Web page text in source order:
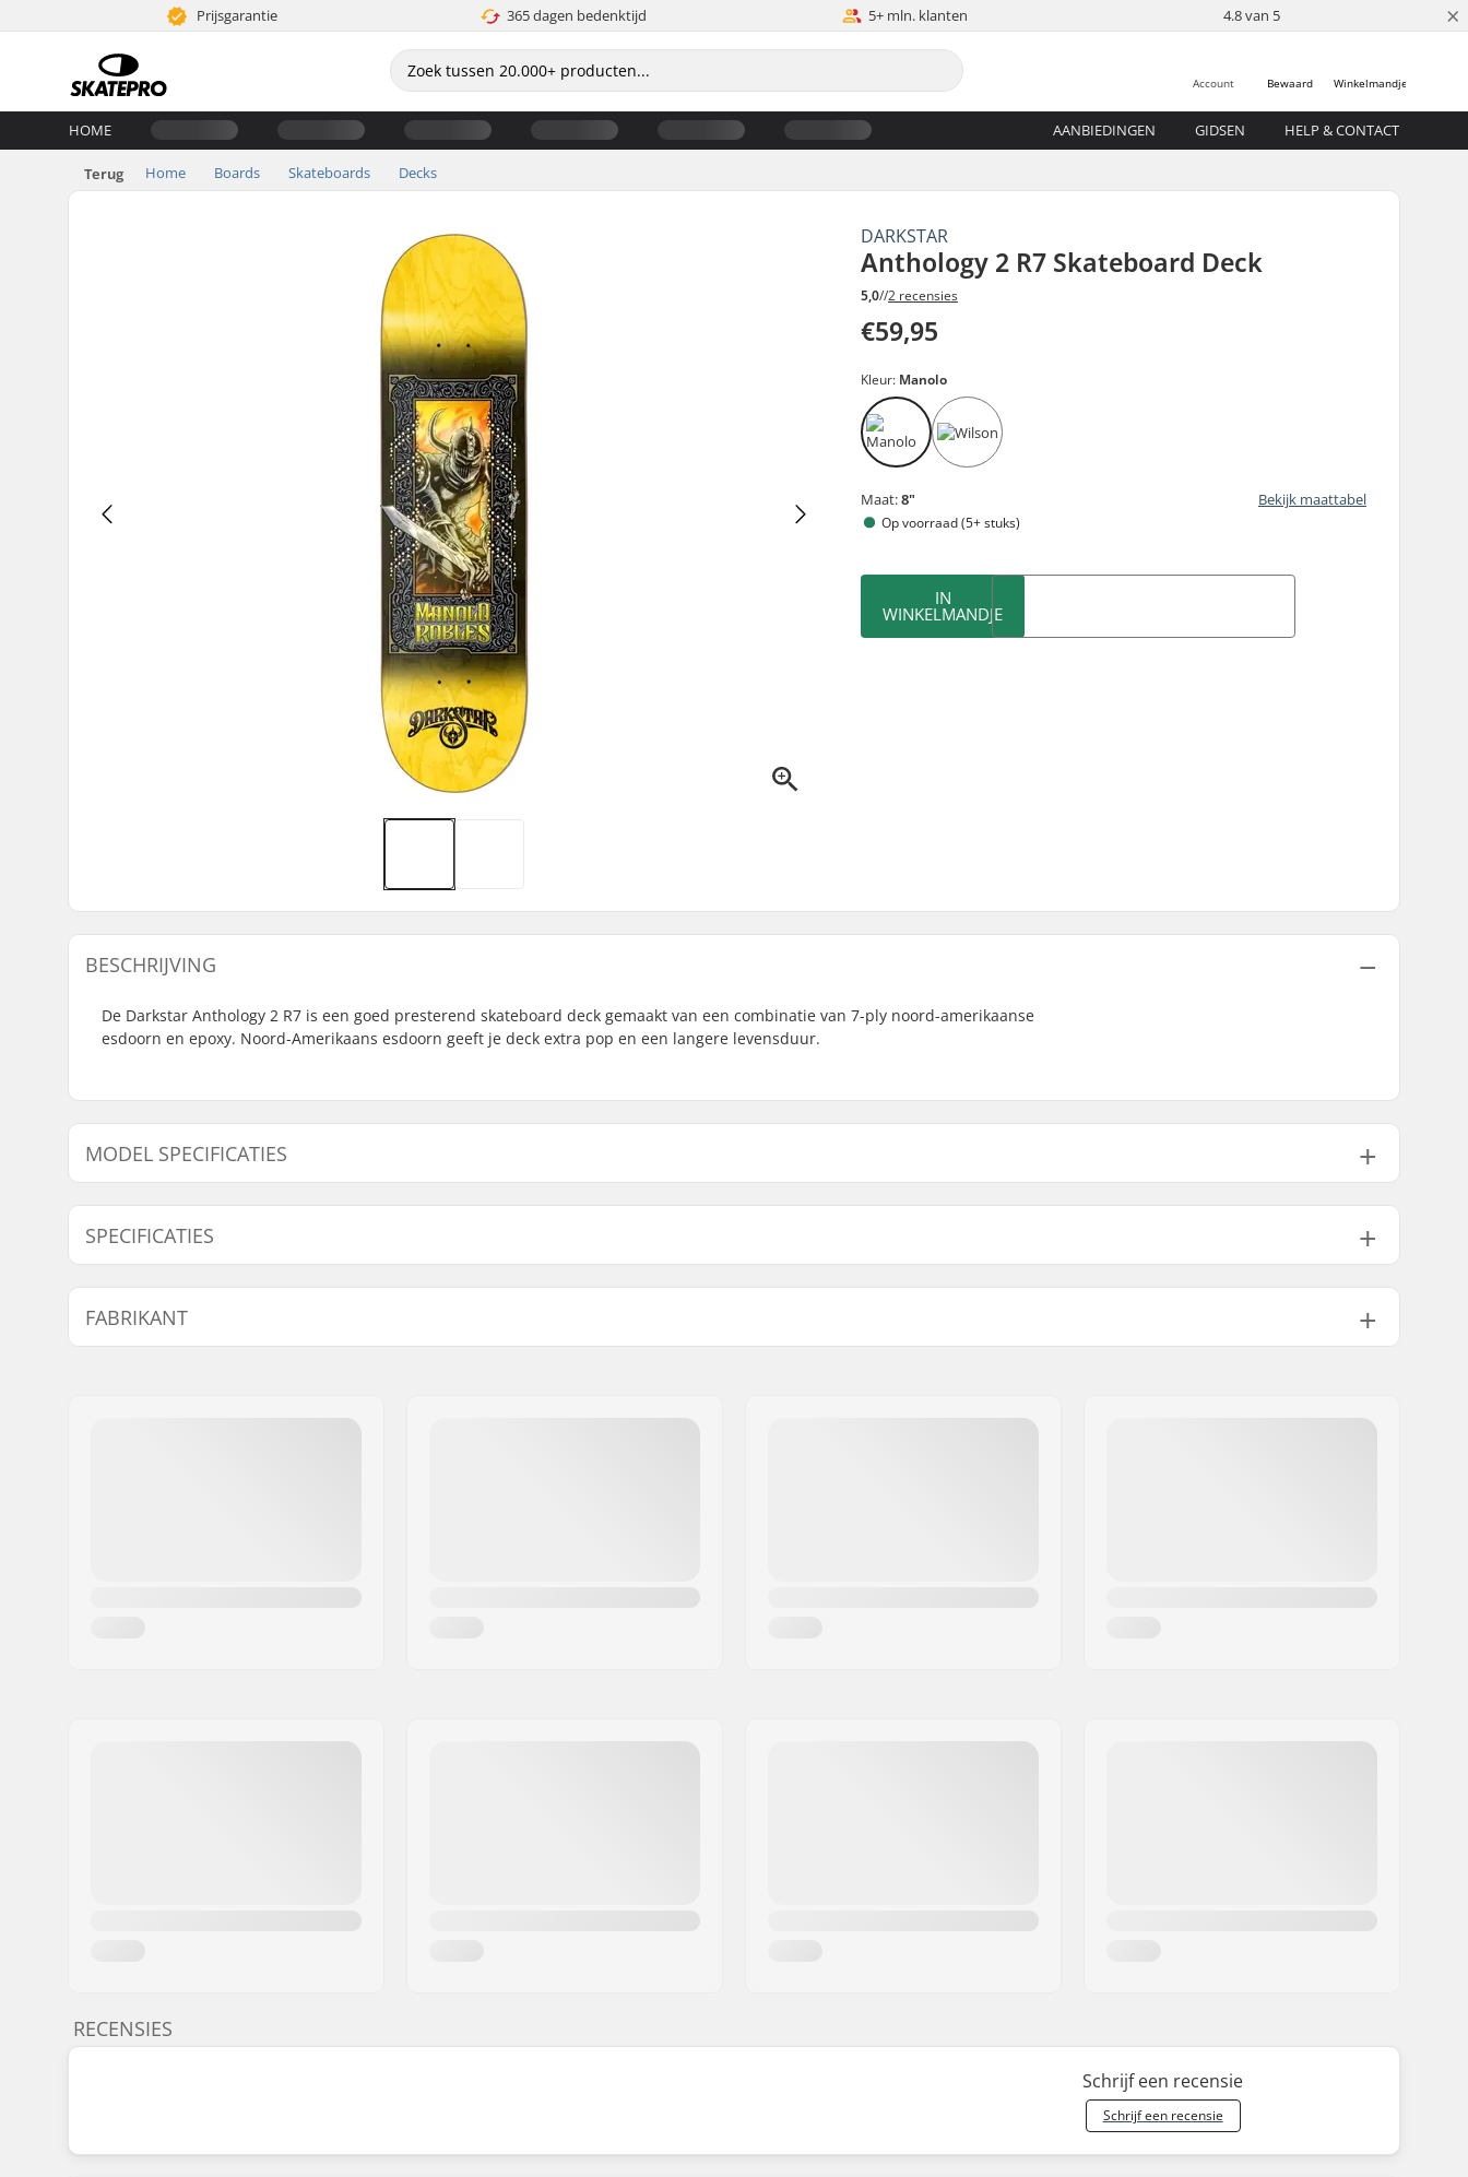
Prijsgarantie 365 dagen bedenktijd 5+ mln. klanten 4.8 van 5 ×
Winkelmandje
Bewaard
Account
HOME AANBIEDINGEN GIDSEN HELP & CONTACT
Terug Home Boards Skateboards Decks
DARKSTAR
Anthology 2 R7 Skateboard Deck
5,0//2 recensies
€59,95
Kleur: Manolo
Maat:8" Bekijk maattabel
Op voorraad (5+ stuks)
IN
WINKELMANDJE
BESCHRIJVING
De Darkstar Anthology 2 R7 is een goed presterend skateboard deck gemaakt van een combinatie van 7-ply noord-amerikaanse
esdoorn en epoxy. Noord-Amerikaans esdoorn geeft je deck extra pop en een langere levensduur.
MODEL SPECIFICATIES
8" 8" (20.3cm) 31.6" (80.3cm)
14" (35.6cm)
SPECIFICATIES
Deck materiaal:
Noord-Amerikaanse Esdoorn, 7-ply
Extra materialen:
Concave:
Medium
Deck specificaties:
Double kicktail
FABRIKANT
RECENSIES
Schrijf een recensie
Schrijf een recensie